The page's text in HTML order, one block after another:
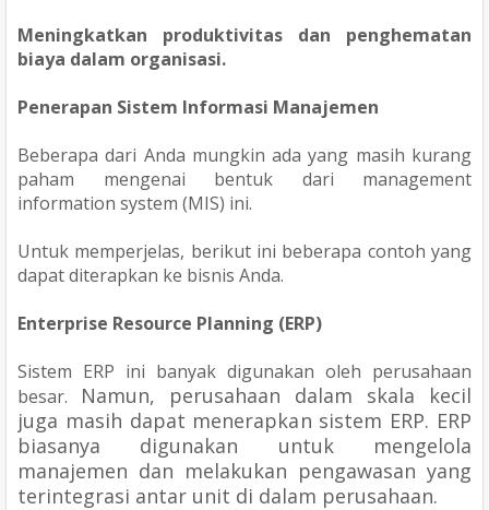
Meningkatkan produktivitas dan penghematan
biaya dalam organisasi.
Penerapan Sistem Informasi Manajemen
Beberapa dari Anda mungkin ada yang masih kurang
paham mengenai bentuk dari management
information system (MIS) ini.
Untuk memperjelas, berikut ini beberapa contoh yang
dapat diterapkan ke bisnis Anda.
Enterprise Resource Planning (ERP)
Sistem ERP ini banyak digunakan oleh perusahaan
besar. Namun, perusahaan dalam skala kecil
juga masih dapat menerapkan sistem ERP. ERP
biasanya digunakan untuk mengelola
manajemen dan melakukan pengawasan yang
terintegrasi antar unit di dalam perusahaan.